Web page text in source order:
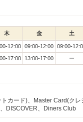
木 金 土
12:00 09:00-12:00 09:00-
17:00 13:00-17:00 ー
カード)、Master Card(ク
DISCOVER、Diners Club